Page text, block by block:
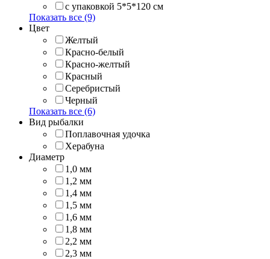
с упаковкой 5*5*120 см
Показать все (9)
Цвет
Желтый
Красно-белый
Красно-желтый
Красный
Серебристый
Черный
Показать все (6)
Вид рыбалки
Поплавочная удочка
Херабуна
Диаметр
1,0 мм
1,2 мм
1,4 мм
1,5 мм
1,6 мм
1,8 мм
2,2 мм
2,3 мм